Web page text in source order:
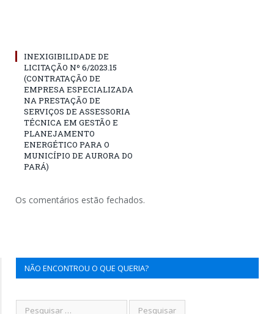
INEXIGIBILIDADE DE
LICITAÇÃO Nº 6/2023.15
(CONTRATAÇÃO DE
EMPRESA ESPECIALIZADA
NA PRESTAÇÃO DE
SERVIÇOS DE ASSESSORIA
TÉCNICA EM GESTÃO E
PLANEJAMENTO
ENERGÉTICO PARA O
MUNICÍPIO DE AURORA DO
PARÁ)
Os comentários estão fechados.
NÃO ENCONTROU O QUE QUERIA?